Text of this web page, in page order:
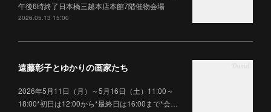
午後6時終了日本橋三越本店本館7階催物会場
2026.05.13 15:00
遠藤彰子とゆかりの画家たち
2026年5月11日（月）～5月16日（土）11:00～
18:00*初日は12:00から*最終日は16:00まで*会…